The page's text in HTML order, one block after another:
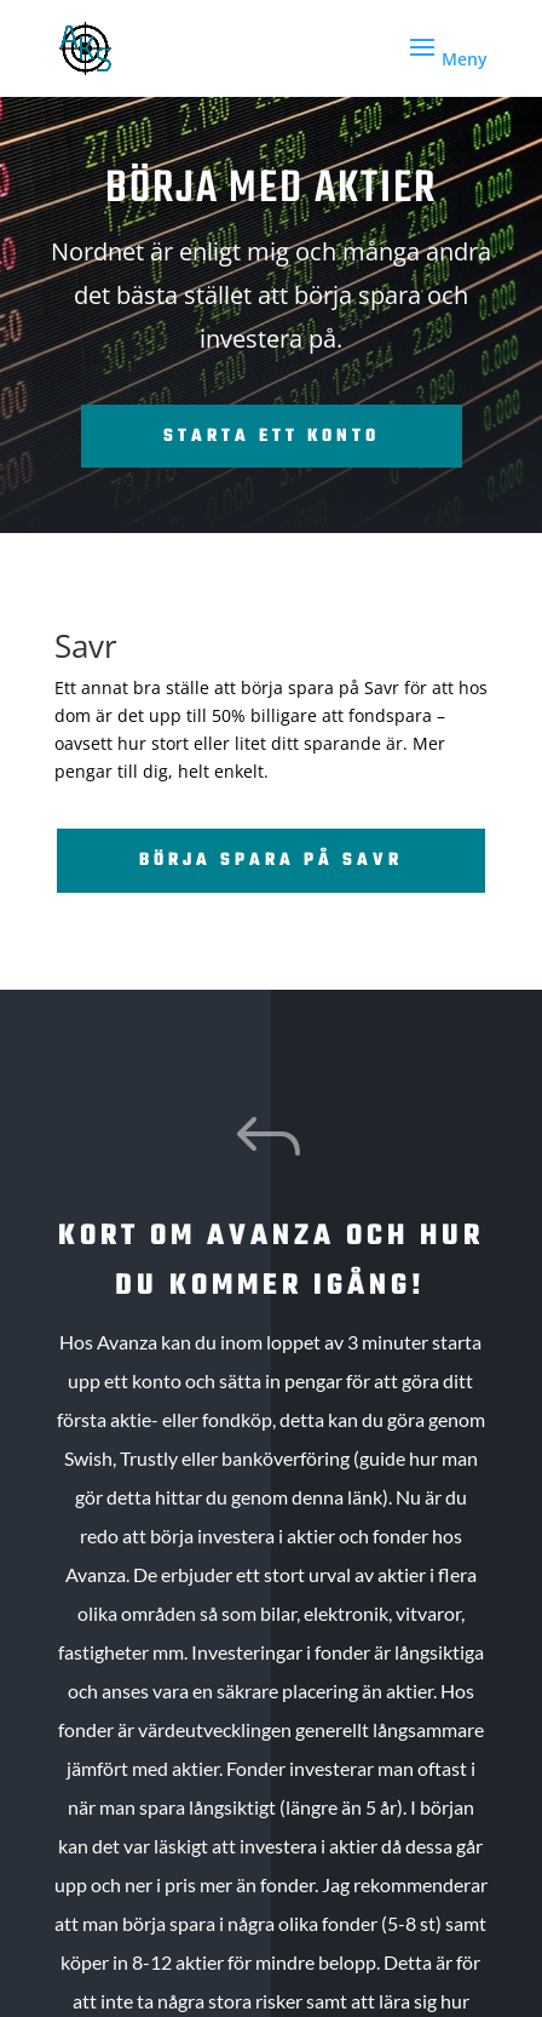
BÖRJA MED AKTIER
Nordnet är enligt mig och många andra
det bästa stället att börja spara och
investera på.
STARTA ETT KONTO
Savr
Ett annat bra ställe att börja spara på Savr för att hos
dom är det upp till 50% billigare att fondspara –
oavsett hur stort eller litet ditt sparande är. Mer
pengar till dig, helt enkelt.
BÖRJA SPARA PÅ SAVR
J
KORT OM AVANZA OCH HUR
DU KOMMER IGÅNG!
Hos Avanza kan du inom loppet av 3 minuter starta
upp ett konto och sätta in pengar för att göra ditt
första aktie- eller fondköp, detta kan du göra genom
Swish, Trustly eller banköverföring (guide hur man
gör detta hittar du genom denna länk). Nu är du
redo att börja investera i aktier och fonder hos
Avanza. De erbjuder ett stort urval av aktier i flera
olika områden så som bilar, elektronik, vitvaror,
fastigheter mm. Investeringar i fonder är långsiktiga
och anses vara en säkrare placering än aktier. Hos
fonder är värdeutvecklingen generellt långsammare
jämfört med aktier. Fonder investerar man oftast i
när man spara långsiktigt (längre än 5 år). I början
kan det var läskigt att investera i aktier då dessa går
upp och ner i pris mer än fonder. Jag rekommenderar
att man börja spara i några olika fonder (5-8 st) samt
köper in 8-12 aktier för mindre belopp. Detta är för
att inte ta några stora risker samt att lära sig hur